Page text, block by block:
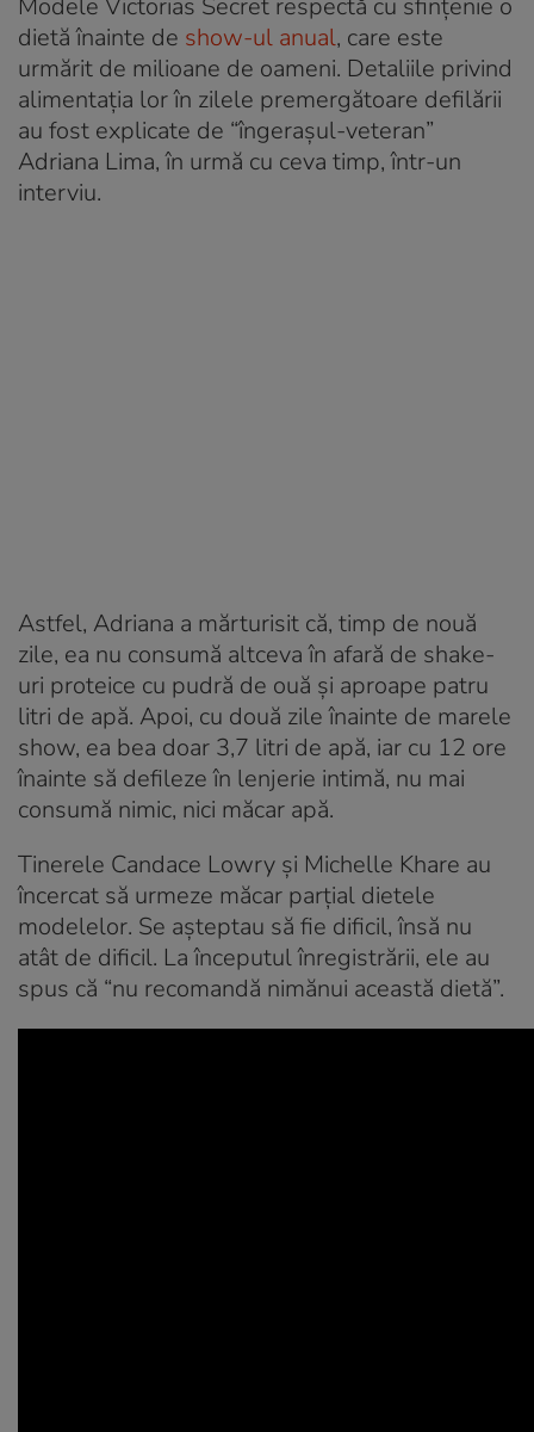
dietă înainte de show-ul anual, care este
urmărit de milioane de oameni. Detaliile privind
alimentația lor în zilele premergătoare defilării
au fost explicate de “îngerașul-veteran”
Adriana Lima, în urmă cu ceva timp, într-un
interviu.
Astfel, Adriana a mărturisit că, timp de nouă
zile, ea nu consumă altceva în afară de shake-
uri proteice cu pudră de ouă și aproape patru
litri de apă. Apoi, cu două zile înainte de marele
show, ea bea doar 3,7 litri de apă, iar cu 12 ore
înainte să defileze în lenjerie intimă, nu mai
consumă nimic, nici măcar apă.
Tinerele Candace Lowry și Michelle Khare au
încercat să urmeze măcar parțial dietele
modelelor. Se așteptau să fie dificil, însă nu
atât de dificil. La începutul înregistrării, ele au
spus că “nu recomandă nimănui această dietă”.